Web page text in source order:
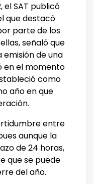
el SAT publicó
que destacó
parte de los
señaló que
de una
en el momento
como
año en que
entre
aunque la
de 24 horas,
que se puede
del año.